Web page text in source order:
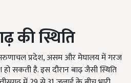
की स्थिति
प्रदेश, असम और मेघालय में गरज
सकती है. इस दौरान बाढ़ जैसी स्थिति